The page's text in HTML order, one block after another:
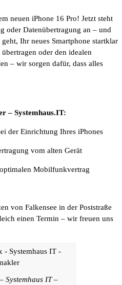
neuen iPhone 16 Pro! Jetzt steht
oder Datenübertragung an – und
Ihr neues Smartphone startklar
oder den idealen
– wir sorgen dafür, dass alles
– Systemhaus.IT:
der Einrichtung Ihres iPhones
vom alten Gerät
Mobilfunkvertrag
von Falkensee in der Poststraße
einen Termin – wir freuen uns
Systemhaus IT –